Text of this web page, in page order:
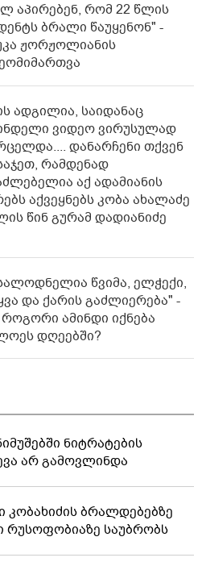
აპირებენ, რომ 22 წლის
ბრალი წაუყენონ" -
ჟორჟოლიანის
ადგილია, საიდანაც
ვიდეო ვირუსულად
დანარჩენი თქვენ
რამდენად
აქ ადამიანის
აქვეყნებს კობა ახალაძე
წინ გურამ დადიანიძე
წვიმა, ელჭექი,
და ქარის გაძლიერება" -
ამინდი იქნება
დღეებში?
ნიტრატების
არ გამოვლინდა
კობახიძის ბრალდებებზე
რუსოფობიაზე საუბრობს